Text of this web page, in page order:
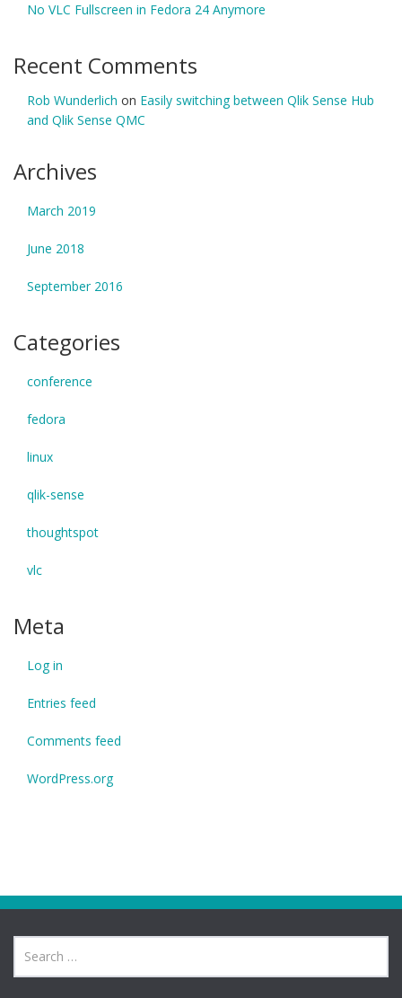
No VLC Fullscreen in Fedora 24 Anymore
Recent Comments
Rob Wunderlich on Easily switching between Qlik Sense Hub
and Qlik Sense QMC
Archives
March 2019
June 2018
September 2016
Categories
conference
fedora
linux
qlik-sense
thoughtspot
vlc
Meta
Log in
Entries feed
Comments feed
WordPress.org